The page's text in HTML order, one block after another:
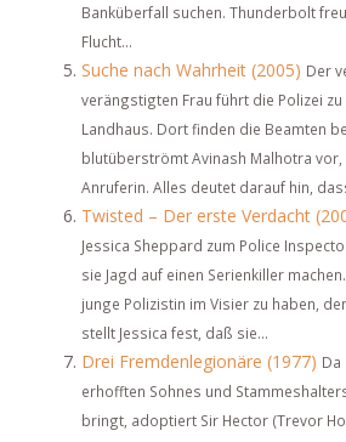
Banküberfall suchen. Thunderbolt
Flucht...
Suche nach Wahrheit (2005) Der
verängstigten Frau führt die Polizei
Landhaus. Dort finden die Beamten
blutüberströmt Avinash Malhotra vor,
Anruferin. Alles deutet darauf hin,
Twisted – Der erste Verdacht
Jessica Sheppard zum Police
sie Jagd auf einen Serienkiller
junge Polizistin im Visier zu haben,
stellt Jessica fest, daß sie...
Drei Fremdenlegionäre (1977) Da
erhofften Sohnes und
bringt, adoptiert Sir Hector (Trevor